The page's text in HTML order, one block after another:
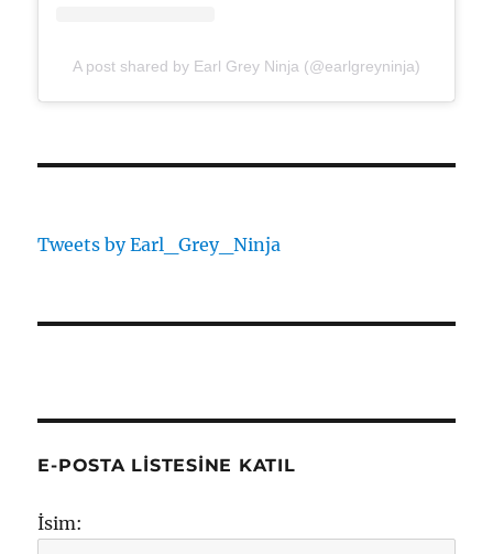
A post shared by Earl Grey Ninja (@earlgreyninja)
Tweets by Earl_Grey_Ninja
E-POSTA LISTESINE KATIL
İsim: